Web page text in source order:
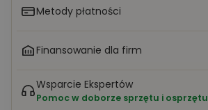
Metody płatności
Finansowanie dla firm
Wsparcie Ekspertów
Pomoc w doborze sprzętu i osprzętu